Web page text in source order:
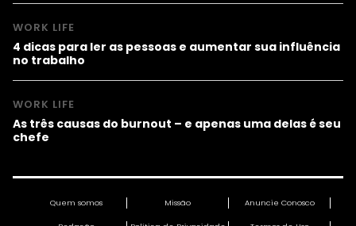
WORK LIFE
4 dicas para ler as pessoas e aumentar sua influência
no trabalho
WORK LIFE
As três causas do burnout – e apenas uma delas é seu
chefe
Quem somos Missão Anuncie Conosco